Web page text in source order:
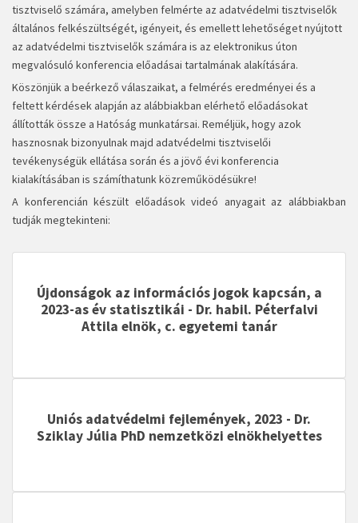
tisztviselő számára, amelyben felmérte az adatvédelmi tisztviselők
általános felkészültségét, igényeit, és emellett lehetőséget nyújtott
az adatvédelmi tisztviselők számára is az elektronikus úton
megvalósuló konferencia előadásai tartalmának alakítására.
Köszönjük a beérkező válaszaikat, a felmérés eredményei és a
feltett kérdések alapján az alábbiakban elérhető előadásokat
állították össze a Hatóság munkatársai. Reméljük, hogy azok
hasznosnak bizonyulnak majd adatvédelmi tisztviselői
tevékenységük ellátása során és a jövő évi konferencia
kialakításában is számíthatunk közreműködésükre!
A konferencián készült előadások videó anyagait az alábbiakban
tudják megtekinteni:
Újdonságok az információs jogok kapcsán, a
2023-as év statisztikái - Dr. habil. Péterfalvi
Attila elnök, c. egyetemi tanár
Uniós adatvédelmi fejlemények, 2023 - Dr.
Sziklay Júlia PhD nemzetközi elnökhelyettes